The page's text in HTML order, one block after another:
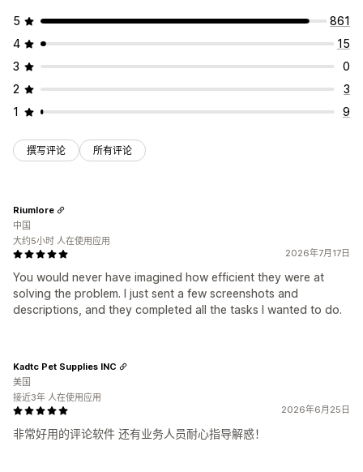
5
861
4
15
3
0
2
3
1
9
撰写评论 所有评论
2026年7月17日
You would never have imagined how efficient they were at
solving the problem. I just sent a few screenshots and
descriptions, and they completed all the tasks I wanted to do.
Riumlore
中国
大约5小时 人在使用应用
2026年6月25日
非常好用的评论软件 还有业务人员耐心指导解惑！
Kadtc Pet Supplies INC
美国
接近3年 人在使用应用